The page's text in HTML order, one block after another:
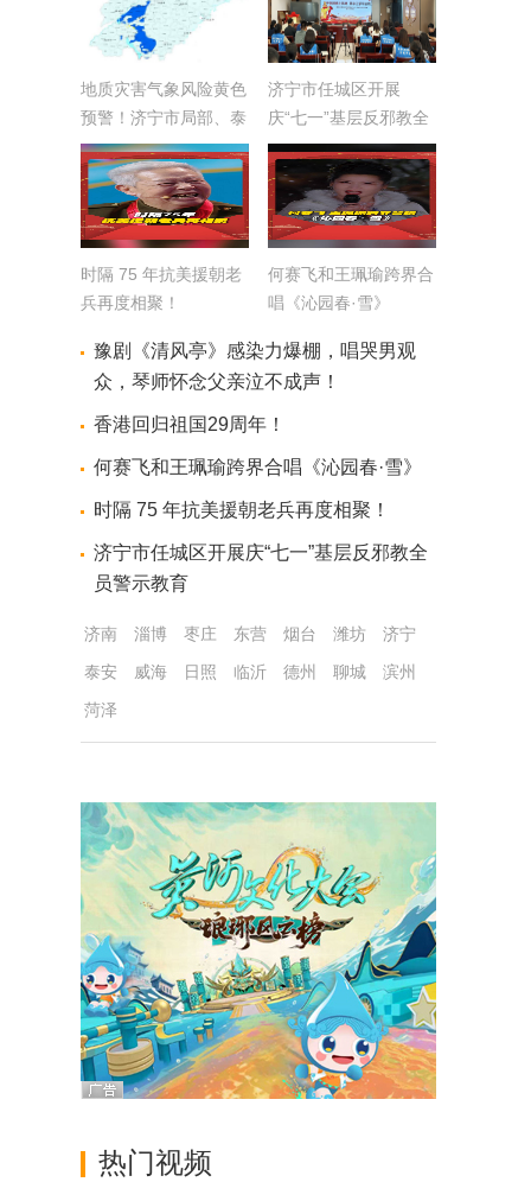
地质灾害气象风险黄色
预警！济宁市局部、泰
安市局部降雨引发地质
灾害的可能性较高
济宁市任城区开展
庆“七一”基层反邪教全
员警示教育
时隔 75 年抗美援朝老
兵再度相聚！
何赛飞和王珮瑜跨界合
唱《沁园春·雪》
豫剧《清风亭》感染力爆棚，唱哭男观
众，琴师怀念父亲泣不成声！
香港回归祖国29周年！
何赛飞和王珮瑜跨界合唱《沁园春·雪》
时隔 75 年抗美援朝老兵再度相聚！
济宁市任城区开展庆“七一”基层反邪教全
员警示教育
济南 淄博 枣庄 东营 烟台 潍坊
济宁
泰安
威海 日照 临沂 德州 聊城
滨州
菏泽
热门视频